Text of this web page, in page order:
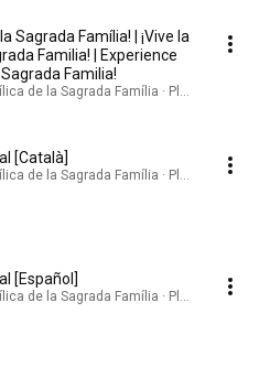
Familia!
Sagrada Família! | ¡Vive la
Familia! | Experience
Familia!
de la Sagrada Família · Playlist
[Català]
de la Sagrada Família · Playlist
[Español]
de la Sagrada Família · Playlist